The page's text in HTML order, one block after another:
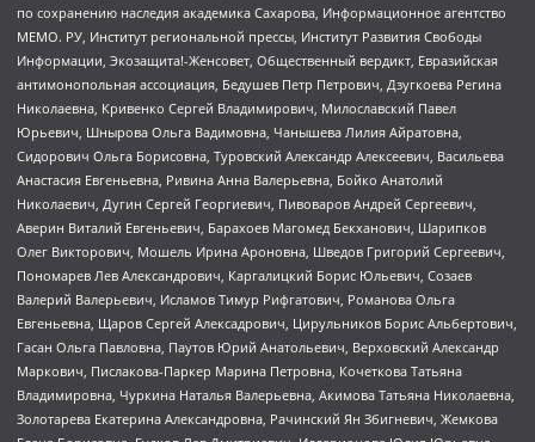
по сохранению наследия академика Сахарова, Информационное агентство
МЕМО. РУ, Институт региональной прессы, Институт Развития Свободы
Информации, Экозащита!-Женсовет, Общественный вердикт, Евразийская
антимонопольная ассоциация, Бедушев Петр Петрович, Дзугкоева Регина
Николаевна, Кривенко Сергей Владимирович, Милославский Павел
Юрьевич, Шнырова Ольга Вадимовна, Чанышева Лилия Айратовна,
Сидорович Ольга Борисовна, Туровский Александр Алексеевич, Васильева
Анастасия Евгеньевна, Ривина Анна Валерьевна, Бойко Анатолий
Николаевич, Дугин Сергей Георгиевич, Пивоваров Андрей Сергеевич,
Аверин Виталий Евгеньевич, Барахоев Магомед Бекханович, Шарипков
Олег Викторович, Мошель Ирина Ароновна, Шведов Григорий Сергеевич,
Пономарев Лев Александрович, Каргалицкий Борис Юльевич, Созаев
Валерий Валерьевич, Исламов Тимур Рифгатович, Романова Ольга
Евгеньевна, Щаров Сергей Алексадрович, Цирульников Борис Альбертович,
Гасан Ольга Павловна, Паутов Юрий Анатольевич, Верховский Александр
Маркович, Пислакова-Паркер Марина Петровна, Кочеткова Татьяна
Владимировна, Чуркина Наталья Валерьевна, Акимова Татьяна Николаевна,
Золотарева Екатерина Александровна, Рачинский Ян Збигневич, Жемкова